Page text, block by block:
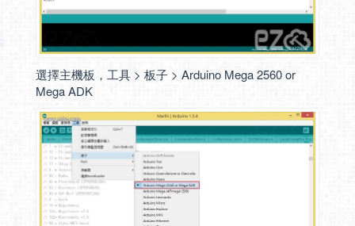
選擇主機板，工具 > 板子 > Arduino Mega 2560 or
Mega ADK